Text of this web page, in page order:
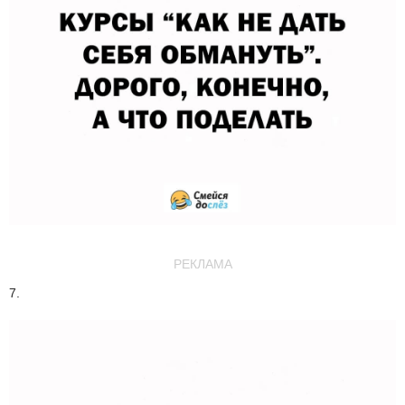
РЕКЛАМА
7.